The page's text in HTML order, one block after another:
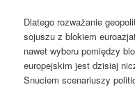
Dlatego rozważanie
sojuszu z blokiem
nawet wyboru pomiędzy
europejskim jest dzisiaj
Snuciem scenariuszy